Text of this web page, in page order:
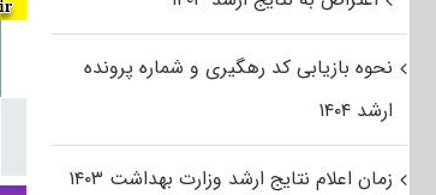
نحوه بازیابی کد رهگیری و شماره پرونده
ارشد ۱۴۰۴
زمان اعلام نتایج ارشد وزارت بهداشت ۱۴۰۳